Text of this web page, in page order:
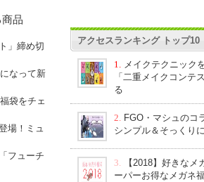
品
」締め切
なって新
袋をチェ
場！ミュ
フューチ
アクセスランキング トップ10
1.
メイクテクニック
「二重メイクコンテ
る
2. FGO・マシュのコ
シンプル＆そっくり
3.
【2018】好きなメ
ーパーお得なメガネ